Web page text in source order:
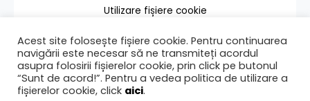
Utilizare fișiere cookie
Contact
Ultima modificare a paginii 04/11/2016
Acest site folosește fișiere cookie. Pentru continuarea
navigării este necesar să ne transmiteți acordul
asupra folosirii fișierelor cookie, prin click pe butonul
“Sunt de acord!”. Pentru a vedea politica de utilizare a
fișierelor cookie, click aici.